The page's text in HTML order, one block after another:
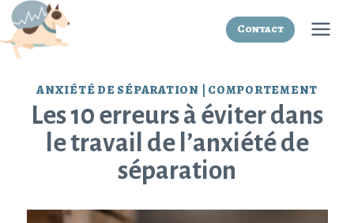
Skip
content
Contact
ANXIÉTÉ DE SÉPARATION | COMPORTEMENT
Les 10 erreurs à éviter dans
le travail de l’anxiété de
séparation